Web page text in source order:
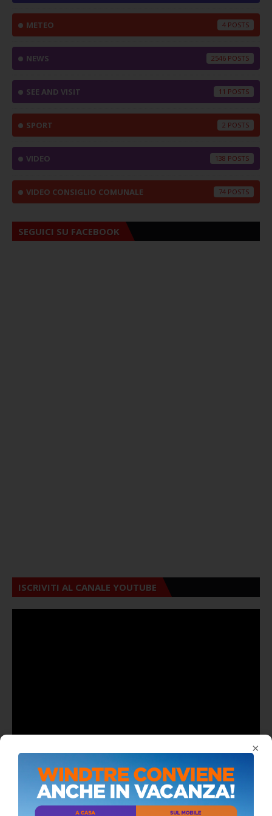
×
METEO 4
NEWS 2546
SEE AND VISIT 11
SPORT 2
VIDEO 138
VIDEO CONSIGLIO COMUNALE 74
SEGUICI SU FACEBOOK
ISCRIVITI AL CANALE YOUTUBE
ALMANACCO DEL GIORNO